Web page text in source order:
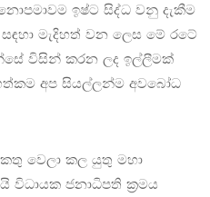
ඉෂ්ට සිද්ධ වනු දැකීම
මැදිහත් වන ලෙස මේ රටේ
විසින් කරන ලද ඉල්ලීමක්
අප සියල්ලන්ම අවබෝධ
වෙලා කල යුතු මහා
විධායක ජනාධිපති ක්‍රමය